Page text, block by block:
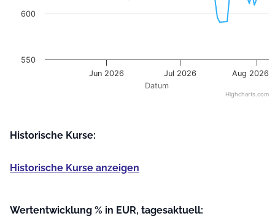
Datum
Jun 2026 Jul 2026 Aug 2026
600
550
Highcharts.com
Historische Kurse:
Historische Kurse anzeigen
Wertentwicklung % in EUR, tagesaktuell: